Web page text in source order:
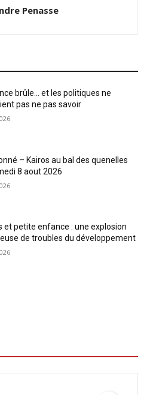
Penasse
brûle… et les politiques ne
pas ne pas savoir
– Kairos au bal des quenelles
8 aout 2026
et petite enfance : une explosion
de troubles du développement